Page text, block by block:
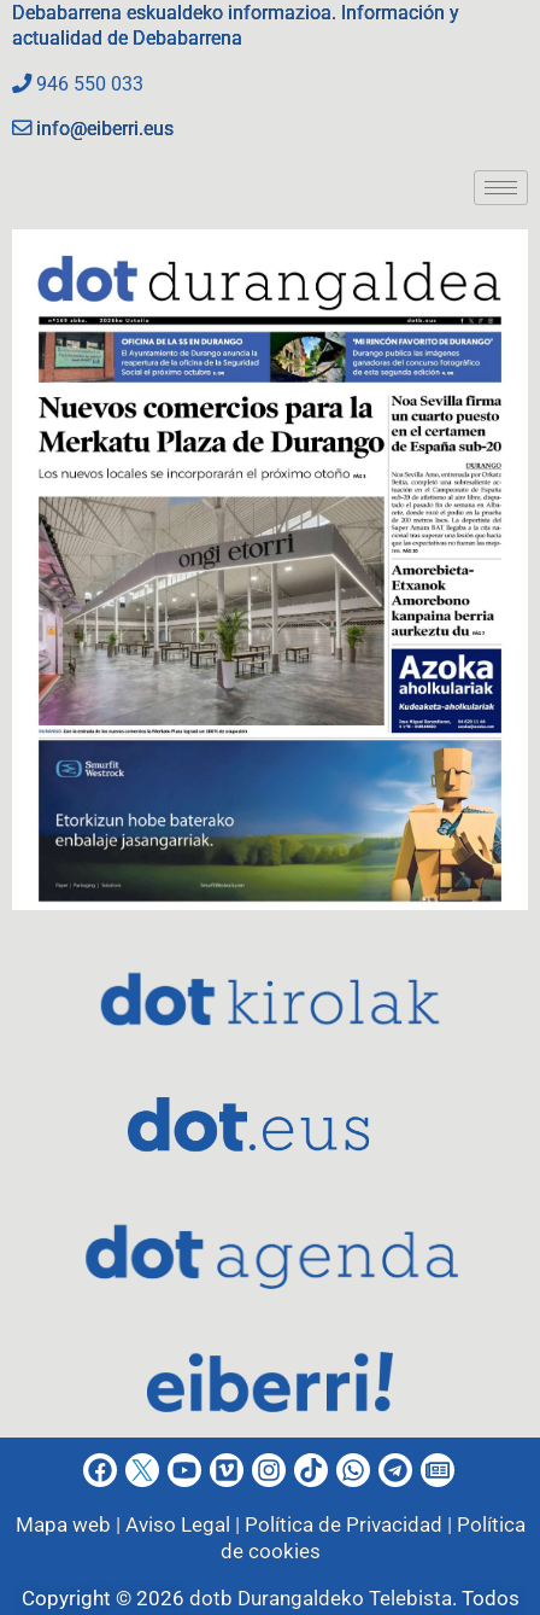
Debabarrena eskualdeko informazioa. Información y
actualidad de Debabarrena
946 550 033
info@eiberri.eus
Mapa web | Aviso Legal | Política de Privacidad | Política
de cookies
Copyright © 2026 dotb Durangaldeko Telebista. Todos